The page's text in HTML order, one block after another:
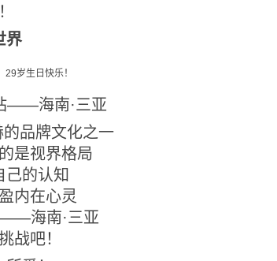
界
——海南·三亚
的品牌文化之一
是视界格局
己的认知
内在心灵
——海南·三亚
战吧！